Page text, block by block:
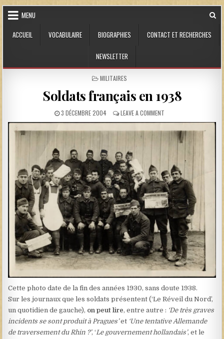
Skip to content
MENU
ACCUEIL
VOCABULAIRE BIOGRAPHIES CONTACT ET RECHERCHES
NEWSLETTER
POSTED IN
MILITAIRES
Soldats français en 1938
PUBLISHED DATE:
3 DÉCEMBRE 2004 LEAVE A COMMENT
Cette photo date de la fin des années 1930, sans doute 1938.
Sur les journaux que les soldats présentent (‘Le Réveil du Nord’,
un quotidien de gauche), on peut lire, entre autre : ‘De très graves
incidents se sont produit à Pragues’et ‘Une tentative Allemande
de traversement du Rhin ?’, ‘Le gouvernement hollandais’, et le